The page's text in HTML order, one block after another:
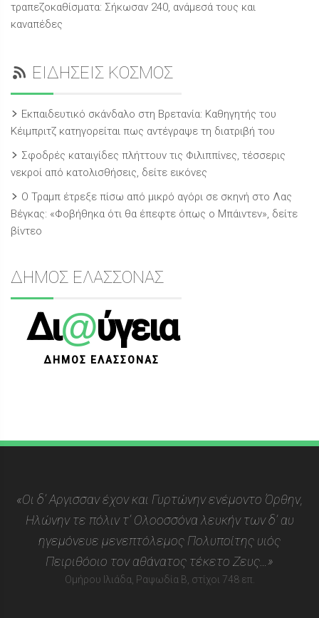
τραπεζοκαθίσματα: Σήκωσαν 240, ανάμεσά τους και
καναπέδες
ΕΙΔΗΣΕΙΣ ΚΟΣΜΟΣ
Εκπαιδευτικό σκάνδαλο στη Βρετανία: Καθηγητής του
Κέιμπριτζ κατηγορείται πως αντέγραψε τη διατριβή του
Σφοδρές καταιγίδες πλήττουν τις Φιλιππίνες, τέσσερις
νεκροί από κατολισθήσεις, δείτε εικόνες
Ο Τραμπ έτρεξε πίσω από μικρό αγόρι σε σκηνή στο Λας
Βέγκας: «Φοβήθηκα ότι θα έπεφτε όπως ο Μπάιντεν», δείτε
βίντεο
ΔΗΜΟΣ ΕΛΑΣΣΟΝΑΣ
Δι@ύγεια
ΔΗΜΟΣ ΕΛΑΣΣΟΝΑΣ
«Οι δ’ Αργισσαν έχον και Γυρτώνην ενέμοντο Όρθην,
Ηλώνην τε πόλιν τ’ Ολοοσσόνα λευκήν των δ’ αυ
ηγεμόνευε μενεπτόλεμος Πολυποίτης υιός
Πειριθόοιο τον αθάνατος τέκετο Ζευς…»
Ομήρου Ιλιάδα, Ραψωδία Β, στίχοι 748 επ.